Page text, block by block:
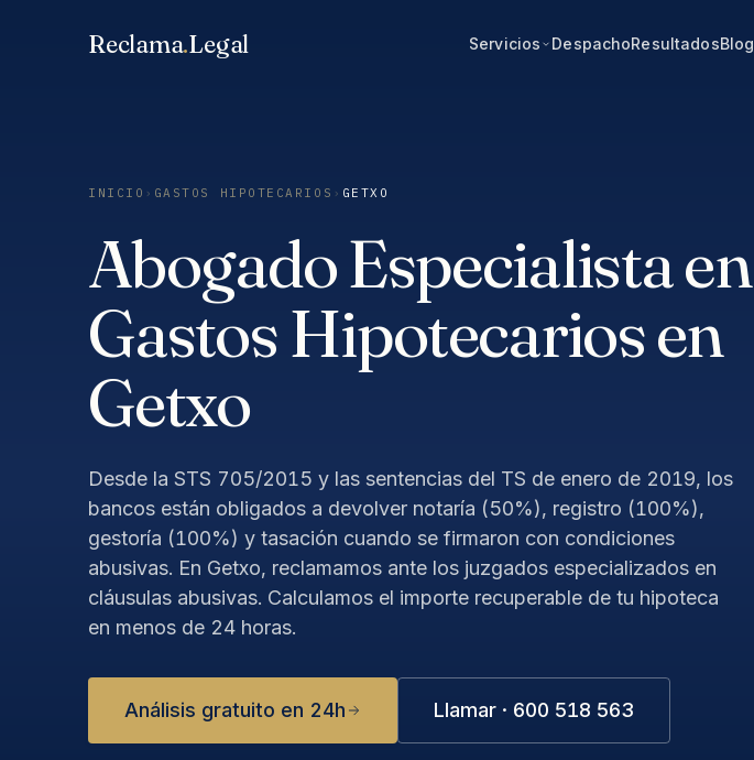
Reclama.Legal Servicios DespachoResultadosBlog
INICIO › GASTOS HIPOTECARIOS › GETXO
Abogado Especialista en
Gastos Hipotecarios en
Getxo
Desde la STS 705/2015 y las sentencias del TS de enero de 2019, los
bancos están obligados a devolver notaría (50%), registro (100%),
gestoría (100%) y tasación cuando se firmaron con condiciones
abusivas. En Getxo, reclamamos ante los juzgados especializados en
cláusulas abusivas. Calculamos el importe recuperable de tu hipoteca
en menos de 24 horas.
Análisis gratuito en 24h Llamar · 600 518 563